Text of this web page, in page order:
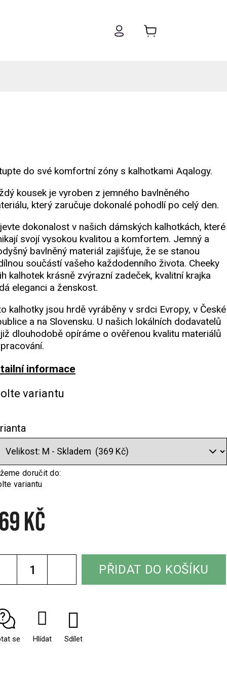
Kč
variantu
doručit do:
variantu
PŘIDAT DO KOŠÍKU
do své komfortní zóny s kalhotkami Aqalogy.
kousek je vyroben z jemného bavlněného
který zaručuje dokonalé pohodlí po celý den.
dokonalost v našich dámských kalhotkách, které
svojí vysokou kvalitou a komfortem. Jemný a
bavlněný materiál zajišťuje, že se stanou
součástí vašeho každodenního života. Cheeky
kalhotek krásně zvýrazní zadeček, kvalitní krajka
eleganci a ženskost.
kalhotky jsou hrdě vyráběny v srdci Evropy, v České
a na Slovensku. U našich lokálních dodavatelů
dlouhodobě opíráme o ověřenou kvalitu materiálů
informace
se Hlídat Sdílet